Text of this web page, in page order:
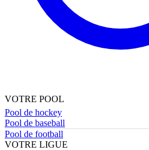
VOTRE POOL
Pool de hockey
Pool de baseball
Pool de football
VOTRE LIGUE